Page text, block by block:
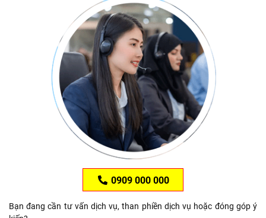
0909 000 000
Bạn đang cần tư vấn dịch vụ, than phiền dịch vụ hoặc đóng góp ý